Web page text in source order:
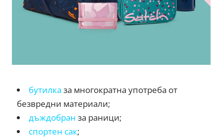
бутилка за многократна употреба от
безвредни материали;
дъждобран за раници;
спортен сак;